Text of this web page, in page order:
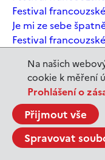
Na našich
cookie k měření
Prohlášení o
Přijmout vše
Spravovat
Festival
Je mi ze sebe
Festival
Chomským
Festival
Festival
Festival
Králova milenka
Jeanne du Barry –